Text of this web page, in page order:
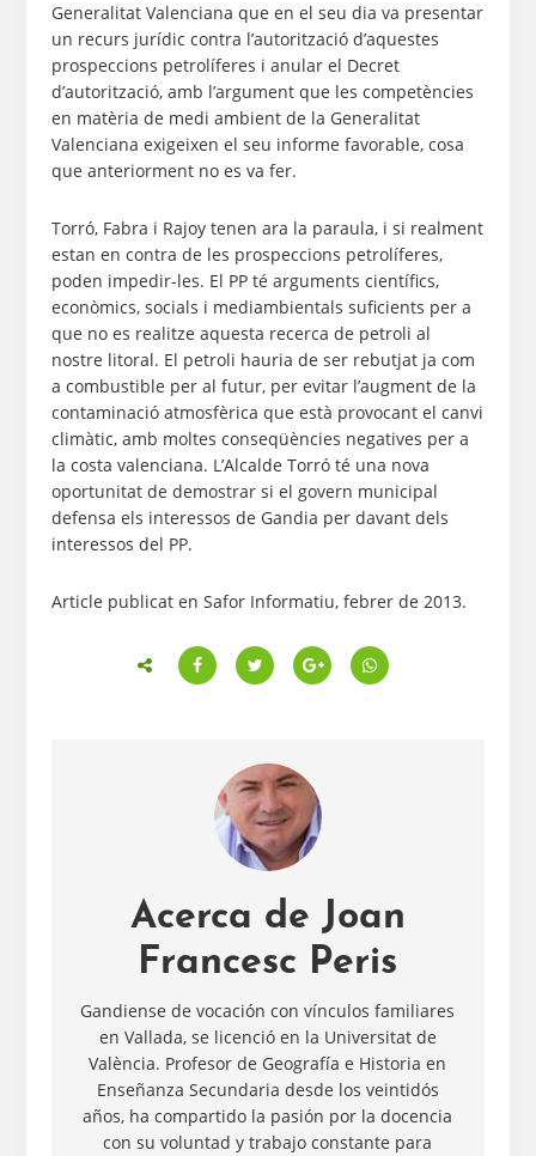
Generalitat Valenciana que en el seu dia va presentar
un recurs jurídic contra l’autorització d’aquestes
prospeccions petrolíferes i anular el Decret
d’autorització, amb l’argument que les competències
en matèria de medi ambient de la Generalitat
Valenciana exigeixen el seu informe favorable, cosa
que anteriorment no es va fer.
Torró, Fabra i Rajoy tenen ara la paraula, i si realment
estan en contra de les prospeccions petrolíferes,
poden impedir-les. El PP té arguments científics,
econòmics, socials i mediambientals suficients per a
que no es realitze aquesta recerca de petroli al
nostre litoral. El petroli hauria de ser rebutjat ja com
a combustible per al futur, per evitar l’augment de la
contaminació atmosfèrica que està provocant el canvi
climàtic, amb moltes conseqüències negatives per a
la costa valenciana. L’Alcalde Torró té una nova
oportunitat de demostrar si el govern municipal
defensa els interessos de Gandia per davant dels
interessos del PP.
Article publicat en Safor Informatiu, febrer de 2013.
Acerca de Joan
Francesc Peris
Gandiense de vocación con vínculos familiares
en Vallada, se licenció en la Universitat de
València. Profesor de Geografía e Historia en
Enseñanza Secundaria desde los veintidós
años, ha compartido la pasión por la docencia
con su voluntad y trabajo constante para